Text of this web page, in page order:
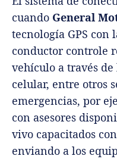
cuando General
tecnología GPS con
conductor controle
vehículo a través
celular, entre otros
emergencias, por
con asesores
vivo capacitados
enviando a los